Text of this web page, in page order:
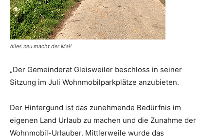
Alles neu macht der Mai!
„Der Gemeinderat Gleisweiler beschloss in seiner
Sitzung im Juli Wohnmobilparkplätze anzubieten.
Der Hintergund ist das zunehmende Bedürfnis im
eigenen Land Urlaub zu machen und die Zunahme der
Wohnmobil-Urlauber. Mittlerweile wurde das